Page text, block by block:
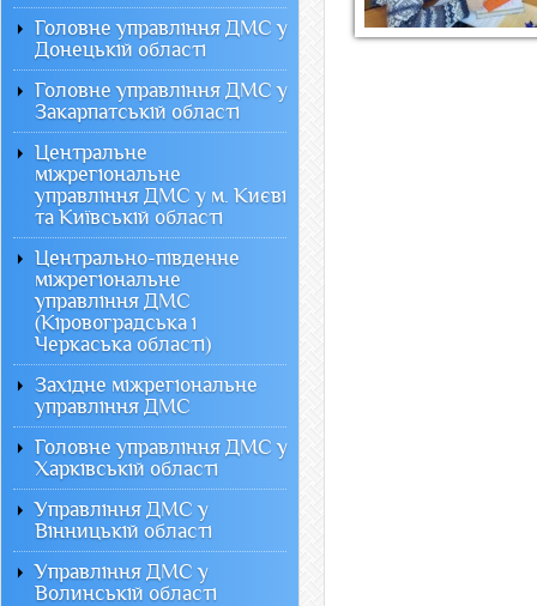
Головне управління ДМС у
Донецькій області
Головне управління ДМС у
Закарпатській області
Центральне
міжрегіональне
управління ДМС у м. Києві
та Київській області
Центрально-південне
міжрегіональне
управління ДМС
(Кіровоградська і
Черкаська області)
Західне міжрегіональне
управління ДМС
Головне управління ДМС у
Харківській області
Управління ДМС у
Вінницькій області
Управління ДМС у
Волинській області